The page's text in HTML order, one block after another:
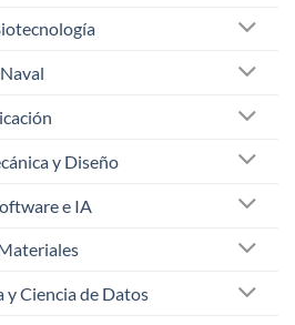
y Diseño
e IA
y Ciencia de Datos